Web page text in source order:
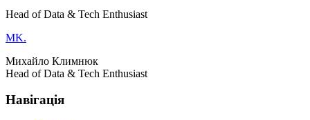
Head of Data & Tech Enthusiast
MK.
Михайло Климнюк
Head of Data & Tech Enthusiast
Навігація